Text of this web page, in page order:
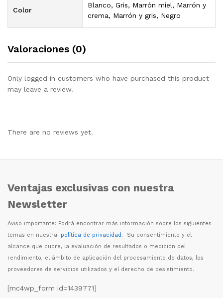
Color
Blanco, Gris, Marrón miel, Marrón y
crema, Marrón y gris, Negro
Valoraciones (0)
Only logged in customers who have purchased this product
may leave a review.
There are no reviews yet.
Ventajas exclusivas con nuestra
Newsletter
Aviso importante: Podrá encontrar más información sobre los siguientes
temas en nuestra: política de privacidad. Su consentimiento y el
alcance que cubre, la evaluación de resultados o medición del
rendimiento, el ámbito de aplicación del procesamiento de datos, los
proveedores de servicios utilizados y el derecho de desistimiento.
[mc4wp_form id=1439771]